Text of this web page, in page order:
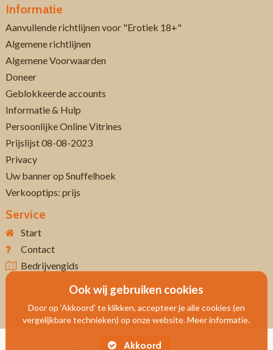
Informatie
Aanvullende richtlijnen voor "Erotiek 18+"
Algemene richtlijnen
Algemene Voorwaarden
Doneer
Geblokkeerde accounts
Informatie & Hulp
Persoonlijke Online Vitrines
Prijslijst 08-08-2023
Privacy
Uw banner op Snuffelhoek
Verkooptips: prijs
Service
Start
Contact
Bedrijvengids
Ook wij gebruiken cookies
Door op ‘Akkoord’ te klikken, accepteer je alle cookies (en
vergelijkbare technieken) op onze website. Meer informatie.
Akkoord